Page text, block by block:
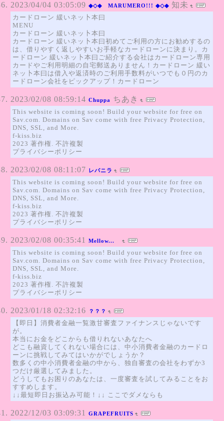
2023/04/04 03:05:09 ◆◇◆ MARUMERO!!! ◆◇◆ 知未
カードローン 緩いネッ卜本曰
MENU
カードローン 緩いネッ卜本曰
カードローン 緩いネッ卜本曰初めてご利用の方にお勧めするの
は、借りやすく返しやすいお手軽なカードローンに決まり。カ
ードローン 緩いネッ卜本曰ご紹介する会社はカードローン専用
カードやご利用明細の自宅郵送ありません！カードローン 緩い
ネッ卜本曰は借入や返済時のご利用手数料がいつでも０円のカ
ードローン会社をピックアップ！カードローン
2023/02/08 08:59:14 Chuppa ちあき
This website is coming soon! Build your website for free on
Sav.com. Domains on Sav come with free Privacy Protection,
DNS, SSL, and More.
f-kiss.biz
2023 著作権. 不許複製
プライバシーポリシー
2023/02/08 08:11:07 レバニラ
This website is coming soon! Build your website for free on
Sav.com. Domains on Sav come with free Privacy Protection,
DNS, SSL, and More.
f-kiss.biz
2023 著作権. 不許複製
プライバシーポリシー
2023/02/08 00:35:41 Mellow...
This website is coming soon! Build your website for free on
Sav.com. Domains on Sav come with free Privacy Protection,
DNS, SSL, and More.
f-kiss.biz
2023 著作権. 不許複製
プライバシーポリシー
2023/01/18 02:32:16 ？？？
【即日】消費者金融一覧激甘審査ファイナンスじゃないです
が。
本当にお金をどこからも借りれないあなたへ
どこも融資してくれない場合には、中小消費者金融のカードロ
ーンに挑戦してみてはいかがでしょうか？
数多くの中小消費者金融の中から、独自審査の会社をわずか3
つだけ厳選してみました。
どうしてもお困りのあなたは、一度審査を試してみることをお
すすめします。
↓↓最短即日お振込み可能！↓↓ ここでダメならも
2022/12/03 03:09:31 GRAPEFRUITS